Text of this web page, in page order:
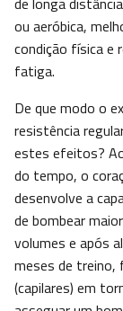
ou aeróbica,
condição física e
fatiga.
De que modo o
resistência
estes efeitos?
do tempo, o
desenvolve a
de bombear
volumes e após
meses de treino,
(capilares) em